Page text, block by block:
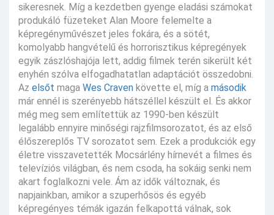
sikeresnek. Míg a kezdetben gyenge eladási számokat
produkáló füzeteket Alan Moore felemelte a
képregényművészet jeles fokára, és a sötét,
komolyabb hangvételű és horrorisztikus képregények
egyik zászlóshajója lett, addig filmek terén sikerült két
enyhén szólva elfogadhatatlan adaptációt összedobni.
Az elsőt maga Wes Craven követte el, míg a második
már ennél is szerényebb hátszéllel készült el. És akkor
még meg sem említettük az 1990-ben készült
legalább ennyire minőségi rajzfilmsorozatot, és az első
élőszereplős TV sorozatot sem. Ezek a produkciók egy
életre visszavetették Mocsárlény hírnevét a filmes és
televíziós világban, és nem csoda, ha sokáig senki nem
akart foglalkozni vele. Ám az idők változnak, és
napjainkban, amikor a szuperhősös és egyéb
képregényes témák igazán felkapottá válnak, sok